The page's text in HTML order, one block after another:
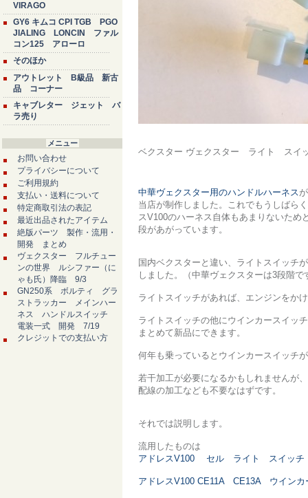
VIRAGO
GY6 キムコ CPI TGB PGO
JIALING LONCIN ファル
コン125 アローロ
そのほか
アウトレット B級品 新古
品 コーナー
キャブレター ジェット バ
ラ売り
メニュー
お問い合わせ
プライバシーについて
ご利用規約
支払い・送料について
特定商取引法の表記
最近出品されたアイテム
絶版パーツ 製作・流用・
開発 まとめ
ヴェクスター フルチュー
ンの世界 ルシファー（に
ゃも氏）降臨 9/3
GN250系 ボルティ グラ
ストラッカー メインハー
ネス ハンドルスイッチ
電装一式 開発 7/19
クレジットでの支払い方
ベクスター ヴェクスター ライト ス
中華ヴェクスター用のハンドルハーネス
当店が制作しました。これでもうしばら
スV100のハーネス自体もあまりないた
段があがっています。
国内ベクスターと違い、ライトスイッチ
しました。（中華ヴェクスターは3段階
ライトスイッチがあれば、エンジンをか
ライトスイッチの他にウインカースイッ
まとめて新品にできます。
何年も乗っているとウインカースイッチ
若干加工が必要になるかもしれませんが
配線の加工なども不要なはずです。
それでは説明します。
流用したものは
アドレスV100 セル ライト スイッチ
アドレスV100 CE11A CE13A ウイン